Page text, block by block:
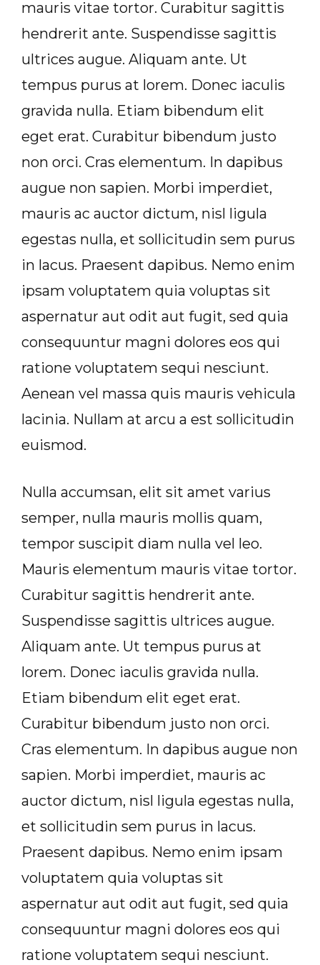
mauris vitae tortor. Curabitur sagittis
hendrerit ante. Suspendisse sagittis
ultrices augue. Aliquam ante. Ut
tempus purus at lorem. Donec iaculis
gravida nulla. Etiam bibendum elit
eget erat. Curabitur bibendum justo
non orci. Cras elementum. In dapibus
augue non sapien. Morbi imperdiet,
mauris ac auctor dictum, nisl ligula
egestas nulla, et sollicitudin sem purus
in lacus. Praesent dapibus. Nemo enim
ipsam voluptatem quia voluptas sit
aspernatur aut odit aut fugit, sed quia
consequuntur magni dolores eos qui
ratione voluptatem sequi nesciunt.
Aenean vel massa quis mauris vehicula
lacinia. Nullam at arcu a est sollicitudin
euismod.
Nulla accumsan, elit sit amet varius
semper, nulla mauris mollis quam,
tempor suscipit diam nulla vel leo.
Mauris elementum mauris vitae tortor.
Curabitur sagittis hendrerit ante.
Suspendisse sagittis ultrices augue.
Aliquam ante. Ut tempus purus at
lorem. Donec iaculis gravida nulla.
Etiam bibendum elit eget erat.
Curabitur bibendum justo non orci.
Cras elementum. In dapibus augue non
sapien. Morbi imperdiet, mauris ac
auctor dictum, nisl ligula egestas nulla,
et sollicitudin sem purus in lacus.
Praesent dapibus. Nemo enim ipsam
voluptatem quia voluptas sit
aspernatur aut odit aut fugit, sed quia
consequuntur magni dolores eos qui
ratione voluptatem sequi nesciunt.